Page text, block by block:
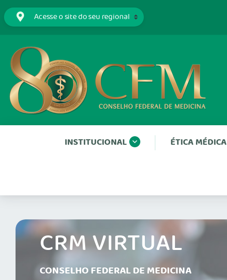
INSTITUCIONAL ÉTICA MÉDICA
CRM VIRTUAL
CONSELHO FEDERAL DE MEDICINA